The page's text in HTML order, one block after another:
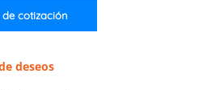
cotización
deseos